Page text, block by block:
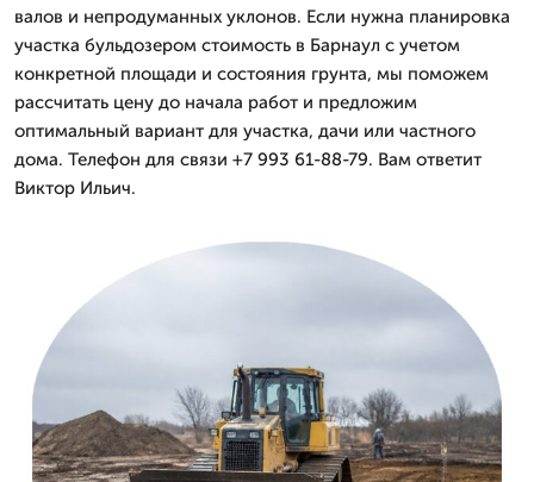
валов и непродуманных уклонов. Если нужна планировка
участка бульдозером стоимость в Барнаул с учетом
конкретной площади и состояния грунта, мы поможем
рассчитать цену до начала работ и предложим
оптимальный вариант для участка, дачи или частного
дома. Телефон для связи +7 993 61-88-79. Вам ответит
Виктор Ильич.